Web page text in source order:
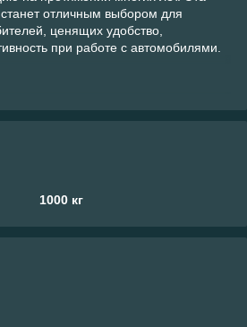
станет отличным выбором для
ценящих удобство,
при работе с автомобилями.
1000 кг